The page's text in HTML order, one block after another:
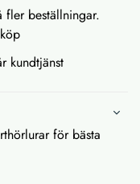
beställningar.
kundtjänst
för bästa